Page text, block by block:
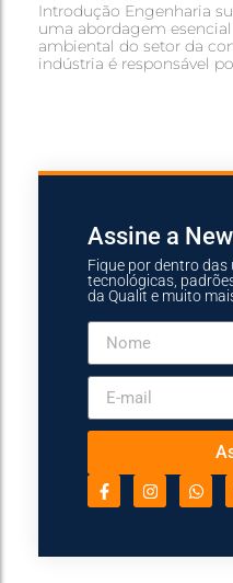
Introdução Engenharia
uma abordagem
ambiental do setor da
indústria é responsável
Assine a
Fique por dentro
tecnológicas,
da Qualit e muito